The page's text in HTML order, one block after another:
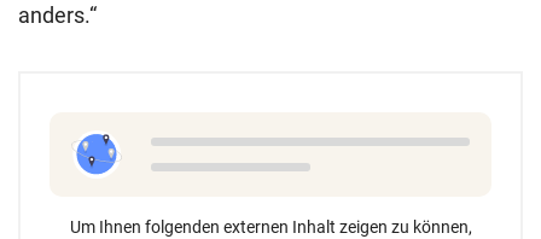
anders.“
Um Ihnen folgenden externen Inhalt zeigen zu können,